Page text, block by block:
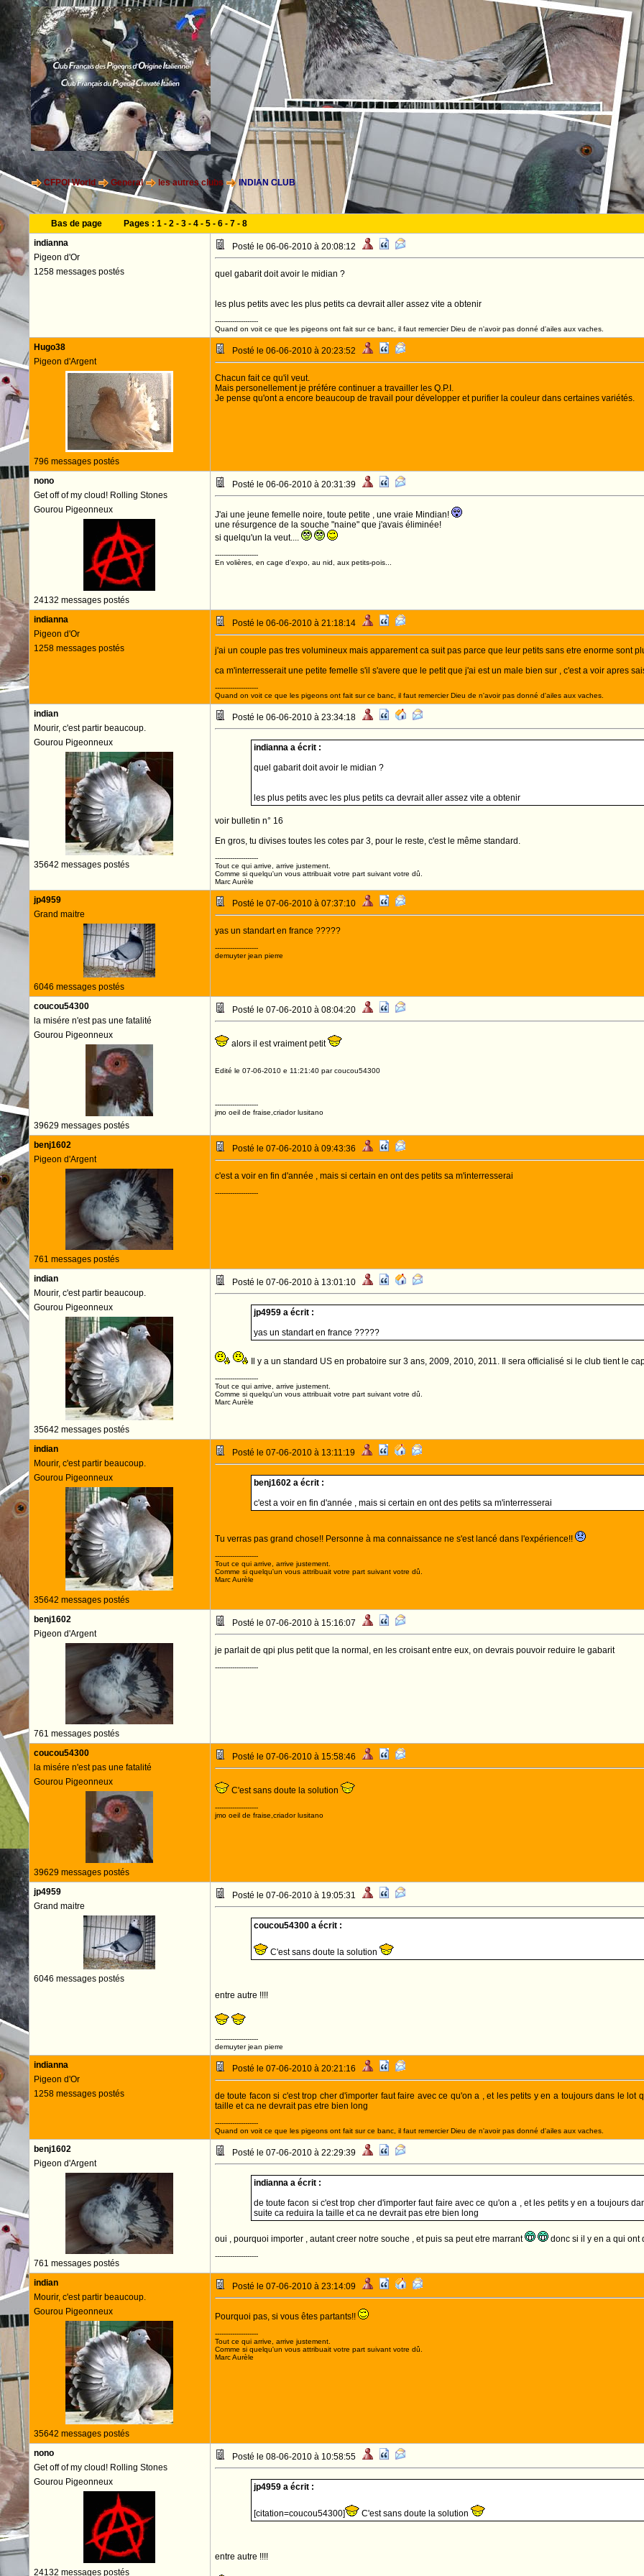
CFPOI World General les autres clubs INDIAN CLUB
Bas de page Pages : 1- 2- 3- 4- 5- 6- 7- 8
indianna
Pigeon d'Or
1258 messages postés
Posté le 06-06-2010 à 20:08:12
quel gabarit doit avoir le midian ?
les plus petits avec les plus petits ca devrait aller assez vite a obtenir
--------------------
Quand on voit ce que les pigeons ont fait sur ce banc, il faut remercier Dieu de n'avoir pas donné d'ailes aux vaches.
Hugo38
Pigeon d'Argent
796 messages postés
Posté le 06-06-2010 à 20:23:52
Chacun fait ce qu'il veut.
Mais personellement je préfére continuer a travailler les Q.P.I.
Je pense qu'ont a encore beaucoup de travail pour développer et purifier la couleur dans certaines variétés.
nono
Get off of my cloud! Rolling Stones
Gourou Pigeonneux
24132 messages postés
Posté le 06-06-2010 à 20:31:39
J'ai une jeune femelle noire, toute petite , une vraie Mindian!
une résurgence de la souche "naine" que j'avais éliminée!
si quelqu'un la veut....
--------------------
En volières, en cage d'expo, au nid, aux petits-pois...
indianna
Pigeon d'Or
1258 messages postés
Posté le 06-06-2010 à 21:18:14
j'ai un couple pas tres volumineux mais apparement ca suit pas parce que leur petits sans etre enorme sont
ca m'interresserait une petite femelle s'il s'avere que le petit que j'ai est un male bien sur , c'est a voir apres
--------------------
Quand on voit ce que les pigeons ont fait sur ce banc, il faut remercier Dieu de n'avoir pas donné d'ailes aux vaches.
indian
Mourir, c'est partir beaucoup.
Gourou Pigeonneux
35642 messages postés
Posté le 06-06-2010 à 23:34:18
indianna a écrit :
quel gabarit doit avoir le midian ?
les plus petits avec les plus petits ca devrait aller assez vite a obtenir
voir bulletin n° 16
En gros, tu divises toutes les cotes par 3, pour le reste, c'est le même standard.
--------------------
Tout ce qui arrive, arrive justement.
Comme si quelqu'un vous attribuait votre part suivant votre dû.
Marc Aurèle
jp4959
Grand maitre
6046 messages postés
Posté le 07-06-2010 à 07:37:10
yas un standart en france ?????
--------------------
demuyter jean pierre
coucou54300
la misére n'est pas une fatalité
Gourou Pigeonneux
39629 messages postés
Posté le 07-06-2010 à 08:04:20
alors il est vraiment petit
Edité le 07-06-2010 e 11:21:40 par coucou54300
--------------------
jmo oeil de fraise,criador lusitano
benj1602
Pigeon d'Argent
761 messages postés
Posté le 07-06-2010 à 09:43:36
c'est a voir en fin d'année , mais si certain en ont des petits sa m'interresserai
--------------------
indian
Mourir, c'est partir beaucoup.
Gourou Pigeonneux
35642 messages postés
Posté le 07-06-2010 à 13:01:10
jp4959 a écrit :
yas un standart en france ?????
Il y a un standard US en probatoire sur 3 ans, 2009, 2010, 2011. Il sera officialisé si le club tient le
--------------------
Tout ce qui arrive, arrive justement.
Comme si quelqu'un vous attribuait votre part suivant votre dû.
Marc Aurèle
indian
Mourir, c'est partir beaucoup.
Gourou Pigeonneux
35642 messages postés
Posté le 07-06-2010 à 13:11:19
benj1602 a écrit :
c'est a voir en fin d'année , mais si certain en ont des petits sa m'interresserai
Tu verras pas grand chose!! Personne à ma connaissance ne s'est lancé dans l'expérience!!
--------------------
Tout ce qui arrive, arrive justement.
Comme si quelqu'un vous attribuait votre part suivant votre dû.
Marc Aurèle
benj1602
Pigeon d'Argent
761 messages postés
Posté le 07-06-2010 à 15:16:07
je parlait de qpi plus petit que la normal, en les croisant entre eux, on devrais pouvoir reduire le gabarit
--------------------
coucou54300
la misére n'est pas une fatalité
Gourou Pigeonneux
39629 messages postés
Posté le 07-06-2010 à 15:58:46
C'est sans doute la solution
--------------------
jmo oeil de fraise,criador lusitano
jp4959
Grand maitre
6046 messages postés
Posté le 07-06-2010 à 19:05:31
coucou54300 a écrit :
C'est sans doute la solution
entre autre !!!!
--------------------
demuyter jean pierre
indianna
Pigeon d'Or
1258 messages postés
Posté le 07-06-2010 à 20:21:16
de toute facon si c'est trop cher d'importer faut faire avec ce qu'on a , et les petits y en a toujours dans le
taille et ca ne devrait pas etre bien long
--------------------
Quand on voit ce que les pigeons ont fait sur ce banc, il faut remercier Dieu de n'avoir pas donné d'ailes aux vaches.
benj1602
Pigeon d'Argent
761 messages postés
Posté le 07-06-2010 à 22:29:39
indianna a écrit :
de toute facon si c'est trop cher d'importer faut faire avec ce qu'on a , et les petits y en a toujours
suite ca reduira la taille et ca ne devrait pas etre bien long
oui , pourquoi importer , autant creer notre souche , et puis sa peut etre marrant donc si il y en a qui ont
--------------------
indian
Mourir, c'est partir beaucoup.
Gourou Pigeonneux
35642 messages postés
Posté le 07-06-2010 à 23:14:09
Pourquoi pas, si vous êtes partants!!
--------------------
Tout ce qui arrive, arrive justement.
Comme si quelqu'un vous attribuait votre part suivant votre dû.
Marc Aurèle
nono
Get off of my cloud! Rolling Stones
Gourou Pigeonneux
24132 messages postés
Posté le 08-06-2010 à 10:58:55
jp4959 a écrit :
[citation=coucou54300] C'est sans doute la solution
entre autre !!!!